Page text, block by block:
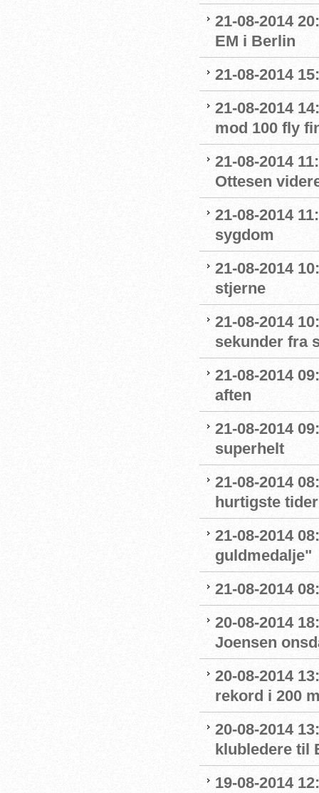
21-08-2014
EM i Berlin
21-08-2014
21-08-2014
mod 100 fly
21-08-2014
Ottesen
21-08-2014
sygdom
21-08-2014
stjerne
21-08-2014
sekunder fra
21-08-2014
aften
21-08-2014
superhelt
21-08-2014
hurtigste tider
21-08-2014
guldmedalje"
21-08-2014
20-08-2014
Joensen
20-08-2014
rekord i 200
20-08-2014
klubledere til
19-08-2014